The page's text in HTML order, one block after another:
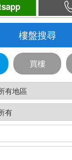
樓盤搜尋
買樓